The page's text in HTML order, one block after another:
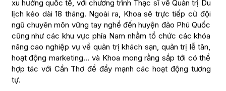
xu hướng quốc tế, với chương trình Thạc sĩ về Quản trị Du
lịch kéo dài 18 tháng. Ngoài ra, Khoa sẽ trực tiếp cử đội
ngũ chuyên môn vững tay nghề đến huyện đảo Phú Quốc
cũng như các khu vực phía Nam nhằm tổ chức các khóa
nâng cao nghiệp vụ về quản trị khách sạn, quản trị lễ tân,
hoạt động marketing… và Khoa mong rằng sắp tới có thể
hợp tác với Cần Thơ để đẩy mạnh các hoạt động tương
tự.